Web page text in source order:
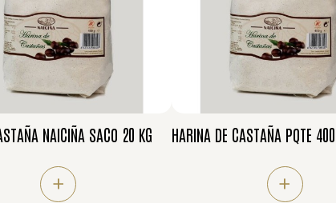
NAICIÑA SACO 20 KG
+
HARINA DE CASTAÑA PQTE
+